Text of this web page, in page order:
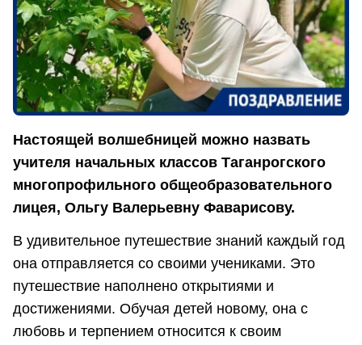
Настоящей волшебницей можно назвать
учителя начальных классов Таганрогского
многопрофильного общеобразовательного
лицея, Ольгу Валерьевну Фаварисову.
В удивительное путешествие знаний каждый год
она отправляется со своими учениками. Это
путешествие наполнено открытиями и
достижениями. Обучая детей новому, она с
любовь и терпением относится к своим